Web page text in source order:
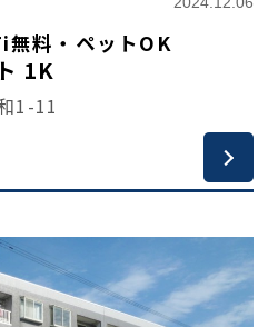
無料・ペットOK
1K
1-11